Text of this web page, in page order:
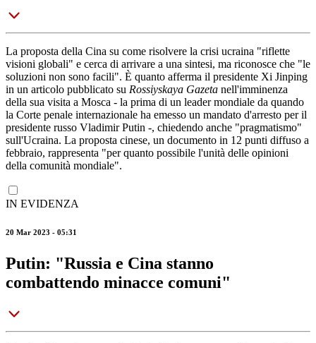
La proposta della Cina su come risolvere la crisi ucraina "riflette
visioni globali" e cerca di arrivare a una sintesi, ma riconosce che "le
soluzioni non sono facili". È quanto afferma il presidente Xi Jinping
in un articolo pubblicato su Rossiyskaya Gazeta nell'imminenza
della sua visita a Mosca - la prima di un leader mondiale da quando
la Corte penale internazionale ha emesso un mandato d'arresto per il
presidente russo Vladimir Putin -, chiedendo anche "pragmatismo"
sull'Ucraina. La proposta cinese, un documento in 12 punti diffuso a
febbraio, rappresenta "per quanto possibile l'unità delle opinioni
della comunità mondiale".
IN EVIDENZA
20 Mar 2023 - 05:31
Putin: "Russia e Cina stanno
combattendo minacce comuni"